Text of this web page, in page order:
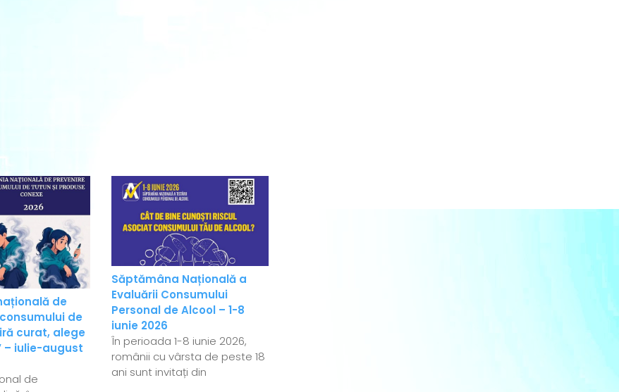
de
de
curat, alege
– iulie-august
de
Săptămâna Națională a
Evaluării Consumului
Personal de Alcool – 1-8
iunie 2026
În perioada 1-8 iunie 2026,
românii cu vârsta de peste 18
ani sunt invitați din